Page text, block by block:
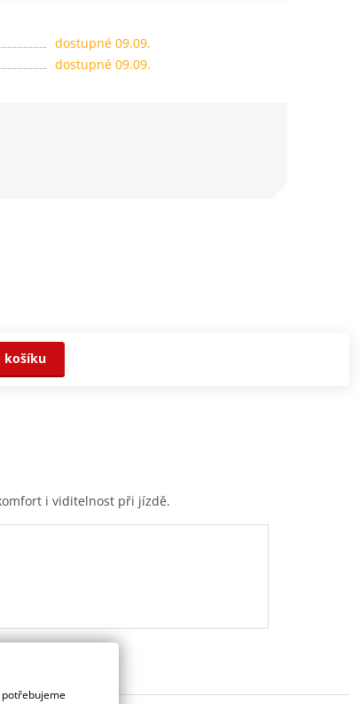
dostupné 09.09.
dostupné 09.09.
košíku
i viditelnost při jízdě.
potřebujeme